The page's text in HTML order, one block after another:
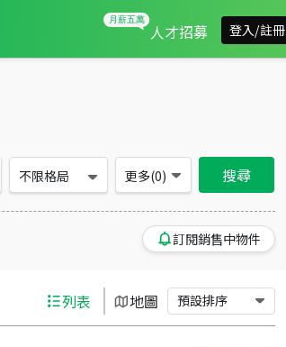
人才招募 登入/註冊
不限格局 更多(0) 搜尋
訂閱銷售中物件
列表 地圖 預設排序